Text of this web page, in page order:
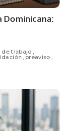
Dominicana:
trabajo
preaviso